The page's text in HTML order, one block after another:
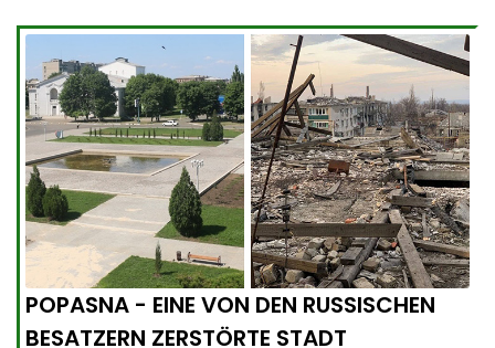
POPASNA - EINE VON DEN RUSSISCHEN
BESATZERN ZERSTÖRTE STADT